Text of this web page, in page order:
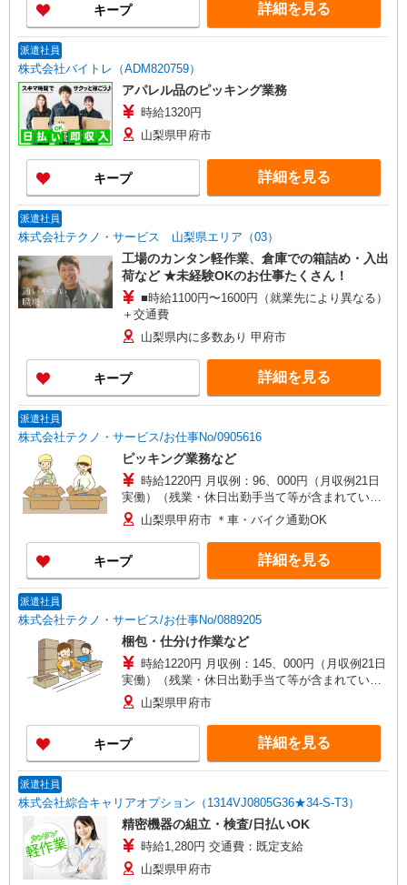
キープ 詳細を見る
派遣社員
株式会社バイトレ（ADM820759）
アパレル品のピッキング業務
時給1320円
山梨県甲府市
キープ 詳細を見る
派遣社員
株式会社テクノ・サービス 山梨県エリア（03）
工場のカンタン軽作業、倉庫での箱詰め・入出
荷など ★未経験OKのお仕事たくさん！
■時給1100円〜1600円（就業先により異なる）
＋交通費
山梨県内に多数あり 甲府市
キープ 詳細を見る
派遣社員
株式会社テクノ・サービス/お仕事No/0905616
ピッキング業務など
時給1220円 月収例：96、000円（月収例21日
実働）（残業・休日出勤手当て等が含まれていま
す） 交通費全額支給
山梨県甲府市 ＊車・バイク通勤OK
キープ 詳細を見る
派遣社員
株式会社テクノ・サービス/お仕事No/0889205
梱包・仕分け作業など
時給1220円 月収例：145、000円（月収例21日
実働）（残業・休日出勤手当て等が含まれていま
す） 交通費全額支給
山梨県甲府市
キープ 詳細を見る
派遣社員
株式会社綜合キャリアオプション（1314VJ0805G36★34-S-T3）
精密機器の組立・検査/日払いOK
時給1,280円 交通費：既定支給
山梨県甲府市